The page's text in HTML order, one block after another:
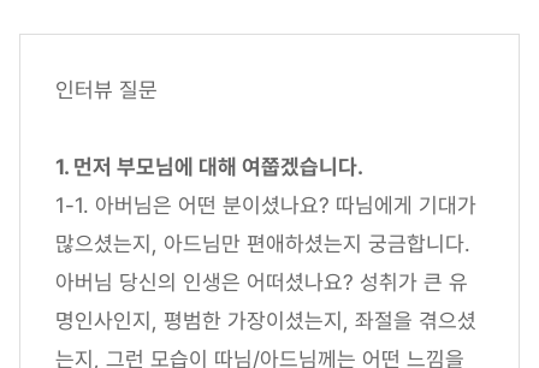
인터뷰 질문
1. 먼저 부모님에 대해 여쭙겠습니다.
1-1. 아버님은 어떤 분이셨나요? 따님에게 기대가
많으셨는지, 아드님만 편애하셨는지 궁금합니다.
아버님 당신의 인생은 어떠셨나요? 성취가 큰 유
명인사인지, 평범한 가장이셨는지, 좌절을 겪으셨
는지, 그런 모습이 따님/아드님께는 어떤 느낌을